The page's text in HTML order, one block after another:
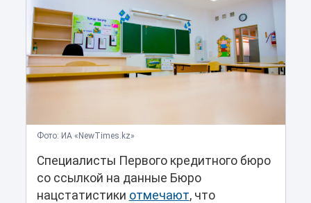
Фото: ИА «NewTimes.kz»
Специалисты Первого кредитного бюро
со ссылкой на данные Бюро
нацстатистики отмечают, что